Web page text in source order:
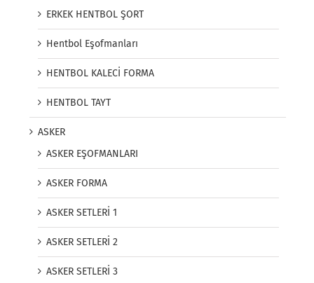
ERKEK HENTBOL ŞORT
Hentbol Eşofmanları
HENTBOL KALECİ FORMA
HENTBOL TAYT
ASKER
ASKER EŞOFMANLARI
ASKER FORMA
ASKER SETLERİ 1
ASKER SETLERİ 2
ASKER SETLERİ 3